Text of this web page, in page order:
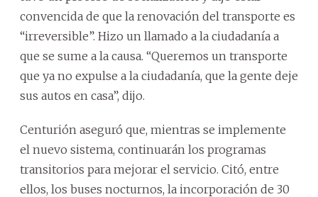
convencida de que la renovación del transporte es
“irreversible”. Hizo un llamado a la ciudadanía a
que se sume a la causa. “Queremos un transporte
que ya no expulse a la ciudadanía, que la gente deje
sus autos en casa”, dijo.
Centurión aseguró que, mientras se implemente
el nuevo sistema, continuarán los programas
transitorios para mejorar el servicio. Citó, entre
ellos, los buses nocturnos, la incorporación de 30